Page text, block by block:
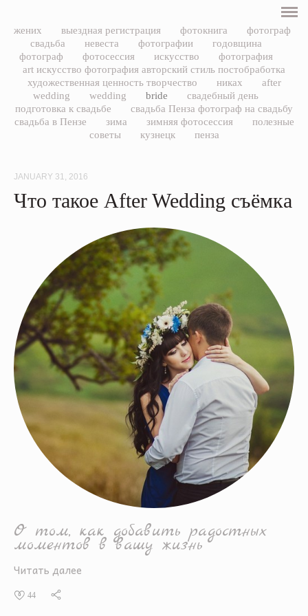
ПОРТФОЛИО
СВАДЬБЫ
НИКАХ
LOVE STORY
ЦЕНЫ
ОБО МНЕ
КОНТАКТЫ
жених выездная регистрация фотокнига
фотограф
свадьба
невеста фотографии
годовщина
фотограф
фотосессия искусство
фотография
art искусство фотография авторский стиль постобработка
художественная ценность творчество
никах
after
wedding
wedding bride
свадебный день
подготовка к свадьбе
свадьба Пенза фотограф на свадьбу
свадьба в Пензе
зима зимняя фотосессия
полезные
советы
кузнецк пенза
JANUARY 31, 2016
Что такое After Wedding съёмка
О том, как добавить радостных
моментов в вашу жизнь
Читать далее
44